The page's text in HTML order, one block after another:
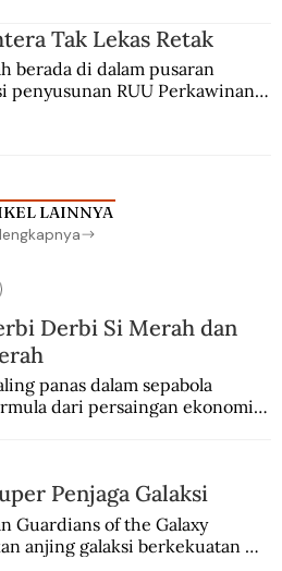
Tak Lekas Retak
berada di dalam pusaran
penyusunan RUU Perkawinan.
LAINNYA
Derbi Si Merah dan
panas dalam sepabola
dari persaingan ekonomi
Penjaga Galaksi
Guardians of the Galaxy
anjing galaksi berkekuatan